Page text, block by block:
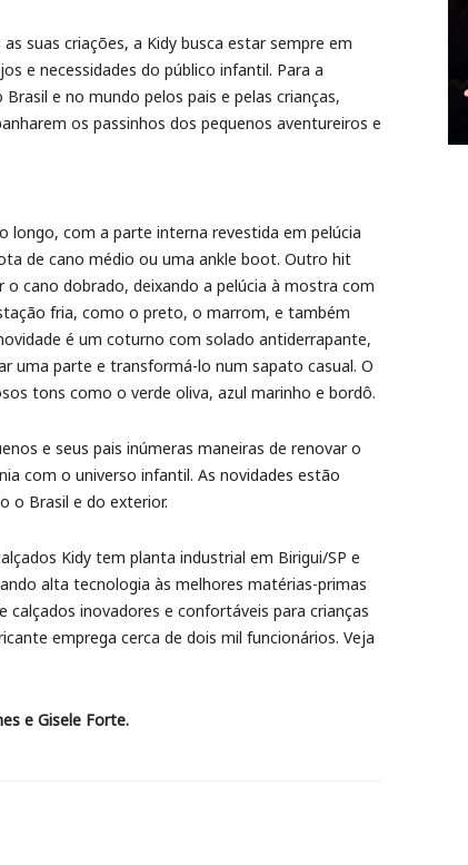
suas criações, a Kidy busca estar sempre em
e necessidades do público infantil. Para a
e no mundo pelos pais e pelas crianças,
os passinhos dos pequenos aventureiros e
longo, com a parte interna revestida em pelúcia
de cano médio ou uma ankle boot. Outro hit
cano dobrado, deixando a pelúcia à mostra com
fria, como o preto, o marrom, e também
é um coturno com solado antiderrapante,
uma parte e transformá-lo num sapato casual. O
tons como o verde oliva, azul marinho e bordô.
e seus pais inúmeras maneiras de renovar o
com o universo infantil. As novidades estão
o Brasil e do exterior.
Kidy tem planta industrial em Birigui/SP e
alta tecnologia às melhores matérias-primas
inovadores e confortáveis para crianças
emprega cerca de dois mil funcionários. Veja
e Gisele Forte.